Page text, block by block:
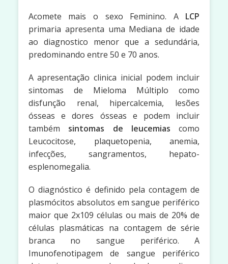
Acomete mais o sexo Feminino. A LCP
primaria apresenta uma Mediana de idade
ao diagnostico menor que a sedundária,
predominando entre 50 e 70 anos.
A apresentação clinica inicial podem incluir
sintomas de Mieloma Múltiplo como
disfunção renal, hipercalcemia, lesões
ósseas e dores ósseas e podem incluir
também sintomas de leucemias como
Leucocitose, plaquetopenia, anemia,
infecções, sangramentos, hepato-
esplenomegalia.
O diagnóstico é definido pela contagem de
plasmócitos absolutos em sangue periférico
maior que 2x109 células ou mais de 20% de
células plasmáticas na contagem de série
branca no sangue periférico. A
Imunofenotipagem de sangue periférico